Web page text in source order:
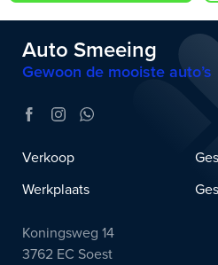
Auto Smeeing
Gewoon de mooiste auto’s
Verkoop
Werkplaats
Koningsweg 14
3762 EC Soest